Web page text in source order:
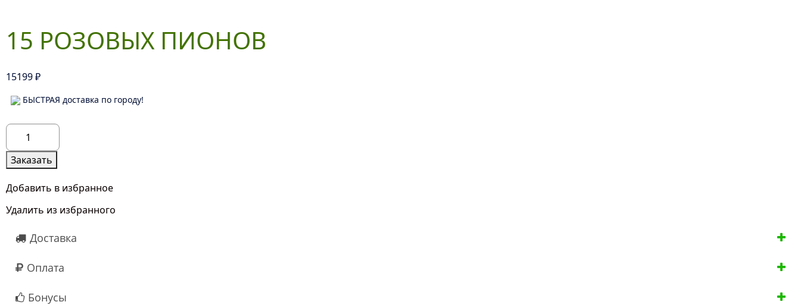
15 РОЗОВЫХ ПИОНОВ
15199₽
БЫСТРАЯ доставка по городу!
Количество
товара
15
Розовых
Пионов
Заказать
Добавить в избранное
Удалить из избранного
Доставка
Оплата
Бонусы